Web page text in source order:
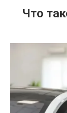
Что